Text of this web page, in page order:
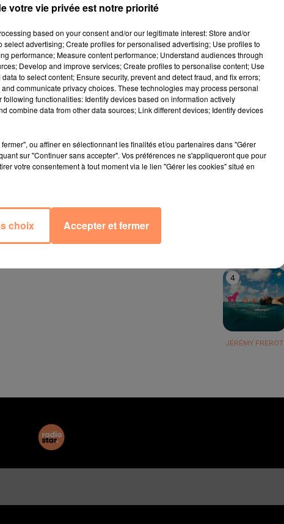
Capricorne
le top
4
JÉRÉMY FREROT
votre vie privée est notre priorité
based on your consent and/or our legitimate interest: Store and/or
advertising; Create profiles for personalised advertising; Use profiles to
performance; Measure content performance; Understand audiences through
Develop and improve services; Create profiles to personalise content; Use
to select content; Ensure security, prevent and detect fraud, and fix errors;
communicate privacy choices. These technologies may process personal
functionalities: Identify devices based on information actively
combine data from other data sources; Link different devices; Identify devices
ou affiner en sélectionnant les finalités et/ou partenaires dans "Gérer
sur "Continuer sans accepter". Vos préférences ne s'appliqueront que pour
votre consentement à tout moment via le lien "Gérer les cookies" situé en
choix Accepter et fermer